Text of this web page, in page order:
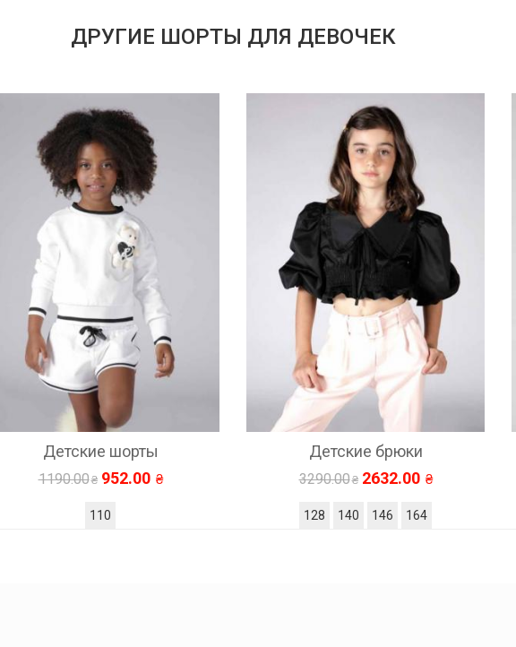
ДРУГИЕ ШОРТЫ ДЛЯ ДЕВОЧЕК
Детские брюки
3290.00 2632.00
140 146
Детские брюки
2750.00 2200.00
140 146 152